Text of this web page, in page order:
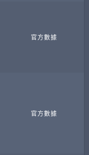
官方數據
官方數據